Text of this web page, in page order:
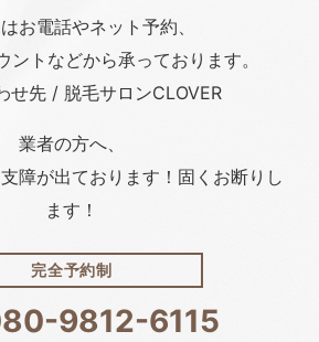
お電話やネット予約、
ント などから承っております。
せ先 / 脱毛サロンCLOVER
業者の方へ、
障が出ております！固くお断りし
ます！
完全予約制
9812-6115